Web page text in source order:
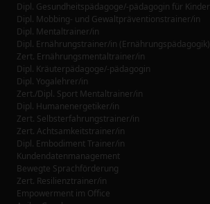
Dipl. Gesundheitspädagoge/-pädagogin für Kinder
Dipl. Mobbing- und Gewaltpräventionstrainer/in
Dipl. Mentaltrainer/in
Dipl. Ernährungstrainer/in (Ernährungspädagogik)
Zert. Ernährungsmentaltrainer/in
Dipl. Kräuterpädagoge/-pädagogin
Dipl. Yogalehrer/in
Zert./Dipl. Sport Mentaltrainer/in
Dipl. Humanenergetiker/in
Zert. Selbsterfahrungstrainer/in
Zert. Achtsamkeitstrainer/in
Dipl. Embodiment Trainer/in
Kundendatenmanagement
Bewegte Sprachförderung
Zert. Resilienztrainer/in
Empowerment im Office